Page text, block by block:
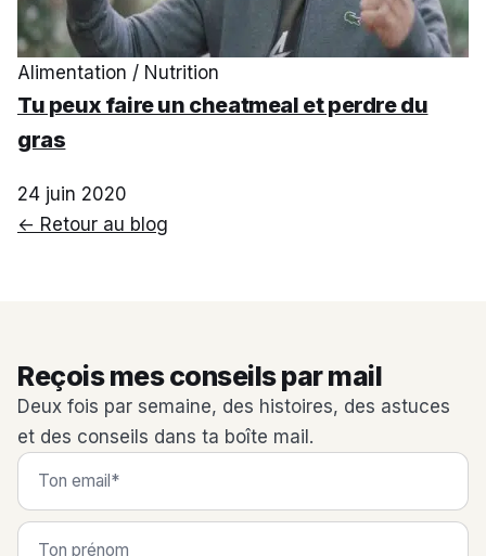
Alimentation / Nutrition
Tu peux faire un cheatmeal et perdre du
gras
24 juin 2020
← Retour au blog
Reçois mes conseils par mail
Deux fois par semaine, des histoires, des astuces
et des conseils dans ta boîte mail.